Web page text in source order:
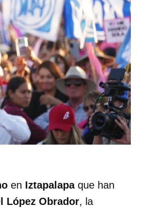
en Iztapalapa que han
López Obrador, la